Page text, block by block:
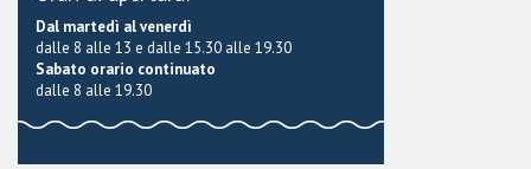
Dal martedì al venerdì
dalle 8 alle 13 e dalle 15.30 alle 19.30
Sabato orario continuato
dalle 8 alle 19.30